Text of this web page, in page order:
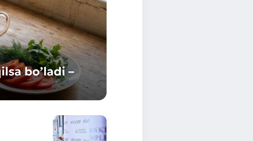
bo’ladi –